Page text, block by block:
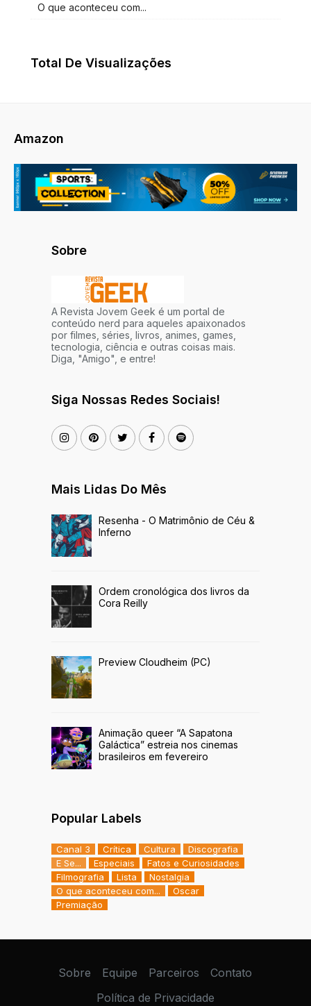
O que aconteceu com...
Total De Visualizações
Amazon
Sobre
A Revista Jovem Geek é um portal de
conteúdo nerd para aqueles apaixonados
por filmes, séries, livros, animes, games,
tecnologia, ciência e outras coisas mais.
Diga, "Amigo", e entre!
Siga Nossas Redes Sociais!
Mais Lidas Do Mês
Resenha - O Matrimônio de Céu &
Inferno
Ordem cronológica dos livros da
Cora Reilly
Preview Cloudheim (PC)
Animação queer “A Sapatona
Galáctica” estreia nos cinemas
brasileiros em fevereiro
Popular Labels
Canal 3 Crítica Cultura
Discografia
E Se...
Especiais
Fatos e Curiosidades
Filmografia
Lista
Nostalgia
O que aconteceu com...
Oscar
Premiação
Sobre Equipe Parceiros
Contato
Política de Privacidade